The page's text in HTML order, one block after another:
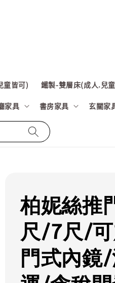
童皆可) 鐵製-雙層床(成人.兒
家具 書房家具 玄關家
柏妮絲推
尺/7尺/
門式內鏡